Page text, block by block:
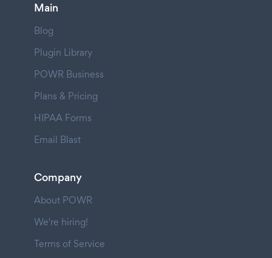
Main
Blog
Plugin Library
POWR Business
Plans & Pricing
HIPAA Forms
Email Blast
Company
About POWR
We're hiring!
Terms of Service